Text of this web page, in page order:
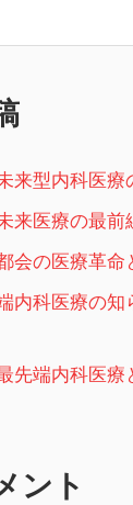
来型内科医
来医療の最前
会の医療革命
内科医療の知
先端内科医療
ント